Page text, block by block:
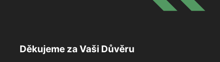
Děkujeme za Vaši Důvěru